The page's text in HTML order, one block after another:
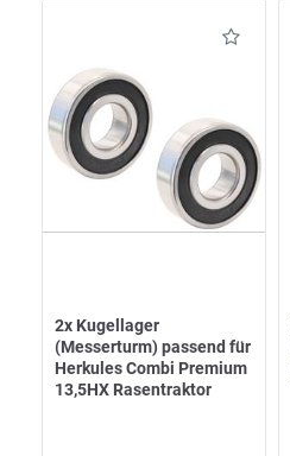
2x Kugellager
(Messerturm) passend für
Herkules Combi Premium
13,5HX Rasentraktor